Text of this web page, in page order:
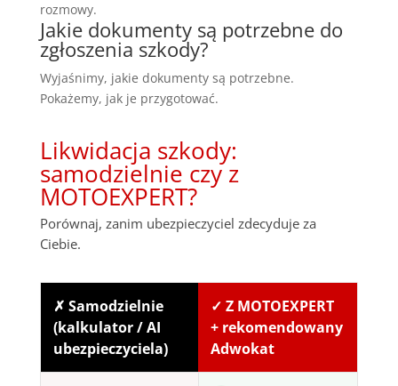
rozmowy.
Jakie dokumenty są potrzebne do
zgłoszenia szkody?
Wyjaśnimy, jakie dokumenty są potrzebne.
Pokażemy, jak je przygotować.
Likwidacja szkody:
samodzielnie czy z
MOTOEXPERT?
Porównaj, zanim ubezpieczyciel zdecyduje za
Ciebie.
✗ Samodzielnie
(kalkulator / AI
ubezpieczyciela)
✓ Z MOTOEXPERT
+ rekomendowany
Adwokat